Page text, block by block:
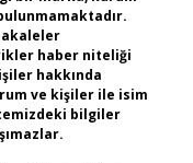
haber niteliği
hakkında
ve kişiler ile isim
bilgiler